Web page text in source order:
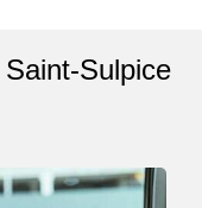
Sulpice